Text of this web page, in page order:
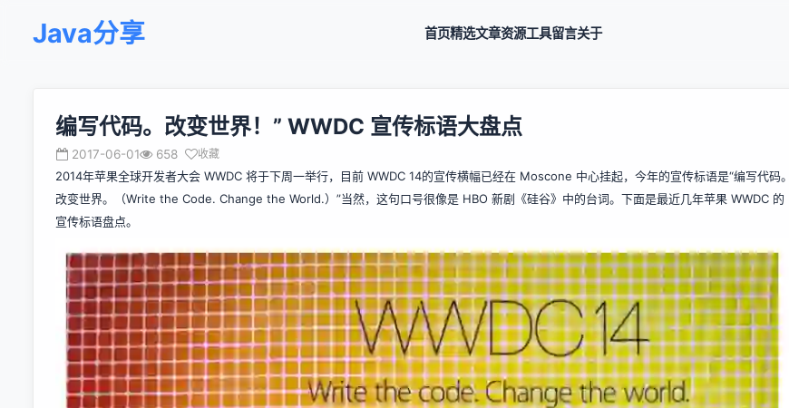
Java分享 首页精选文章资源工具留言关于
编写代码。改变世界！” WWDC 宣传标语大盘点
2017-06-01 658 收藏
2014年苹果全球开发者大会 WWDC 将于下周一举行，目前 WWDC 14的宣传横幅已经在 Moscone 中心挂起，今年的宣传标语是“编写代码。
改变世界。（Write the Code. Change the World.）”当然，这句口号很像是 HBO 新剧《硅谷》中的台词。下面是最近几年苹果 WWDC 的
宣传标语盘点。